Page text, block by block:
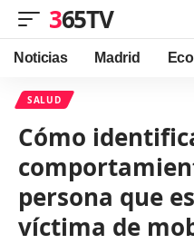
365TV
Noticias Madrid
SALUD
Cómo
persona que
víctima de